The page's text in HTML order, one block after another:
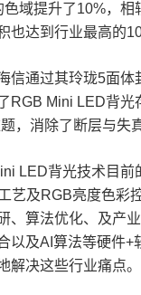
色域提升了10%，相
也达到行业最高的
信通过其玲珑5面体
RGB Mini LED背光
，消除了断层与失真
LED背光技术目前
艺及RGB亮度色彩
、算法优化、及产
以及AI算法等硬件+
解决这些行业痛点。